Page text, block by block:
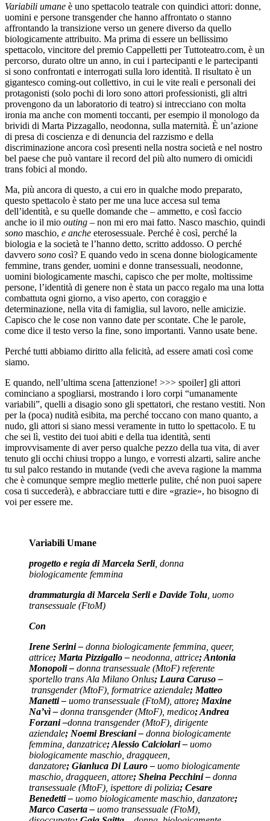
Variabili umane è uno spettacolo teatrale con quindici attori: donne,
uomini e persone transgender che hanno affrontato o stanno
affrontando la transizione verso un genere diverso da quello
biologicamente attribuito. Ma prima di essere un bellissimo
spettacolo, vincitore del premio Cappelletti per Tuttoteatro.com, è un
percorso, durato oltre un anno, in cui i partecipanti e le partecipanti
si sono confrontati e interrogati sulla loro identità. Il risultato è un
gigantesco coming-out collettivo, in cui le vite reali e personali dei
protagonisti (solo pochi di loro sono attori professionisti, gli altri
provengono da un laboratorio di teatro) si intrecciano con molta
ironia ma anche con momenti toccanti, per esempio il monologo da
brividi di Marta Pizzagallo, neodonna, sulla maternità. È un’azione
di presa di coscienza e di denuncia del razzismo e della
discriminazione ancora così presenti nella nostra società e nel nostro
bel paese che può vantare il record del più alto numero di omicidi
trans fobici al mondo.
Ma, più ancora di questo, a cui ero in qualche modo preparato,
questo spettacolo è stato per me una luce accesa sul tema
dell’identità, e su quelle domande che – ammetto, e così faccio
anche io il mio outing – non mi ero mai fatto. Nasco maschio, quindi
sono maschio, e anche eterosessuale. Perché è così, perché la
biologia e la società te l’hanno detto, scritto addosso. O perché
davvero sono così? E quando vedo in scena donne biologicamente
femmine, trans gender, uomini e donne transessuali, neodonne,
uomini biologicamente maschi, capisco che per molte, moltissime
persone, l’identità di genere non è stata un pacco regalo ma una lotta
combattuta ogni giorno, a viso aperto, con coraggio e
determinazione, nella vita di famiglia, sul lavoro, nelle amicizie.
Capisco che le cose non vanno date per scontate. Che le parole,
come dice il testo verso la fine, sono importanti. Vanno usate bene.
Perché tutti abbiamo diritto alla felicità, ad essere amati così come
siamo.
E quando, nell’ultima scena [attenzione! >>> spoiler] gli attori
cominciano a spogliarsi, mostrando i loro corpi “umanamente
variabili”, quelli a disagio sono gli spettatori, che restano vestiti. Non
per la (poca) nudità esibita, ma perché toccano con mano quanto, a
nudo, gli attori si siano messi veramente in tutto lo spettacolo. E tu
che sei lì, vestito dei tuoi abiti e della tua identità, senti
improvvisamente di aver perso qualche pezzo della tua vita, di aver
tenuto gli occhi chiusi troppo a lungo, e vorresti alzarti, salire anche
tu sul palco restando in mutande (vedi che aveva ragione la mamma
che è comunque sempre meglio metterle pulite, ché non puoi sapere
cosa ti succederà), e abbracciare tutti e dire «grazie», ho bisogno di
voi per essere me.
Variabili Umane
progetto e regia di Marcela Serli, donna
biologicamente femmina
drammaturgia di Marcela Serli e Davide Tolu , uomo
transessuale (FtoM)
Con
Irene Serini – donna biologicamente femmina, queer,
attrice; Marta Pizzigallo – neodonna, attrice; Antonia
Monopoli – donna transessuale (MtoF) referente
sportello trans Ala Milano Onlus; Laura Caruso –
transgender (MtoF), formatrice aziendale; Matteo
Manetti – uomo transessuale (FtoM), attore; Maxine
Na’vì – donna transgender (MtoF), medico; Andrea
Forzani –donna transgender (MtoF), dirigente
aziendale; Noemi Bresciani – donna biologicamente
femmina, danzatrice; Alessio Calciolari – uomo
biologicamente maschio, dragqueen,
danzatore; Gianluca Di Lauro – uomo biologicamente
maschio, dragqueen, attore; Sheina Pecchini – donna
transessuale (MtoF), ispettore di polizia; Cesare
Benedetti – uomo biologicamente maschio, danzatore;
Marco Caserta – uomo transessuale (FtoM),